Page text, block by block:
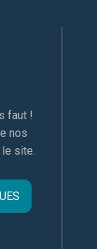
faut !
nos
site.